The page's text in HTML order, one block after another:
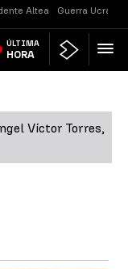
Altea Guerra Ucrania
ÚLTIMA
HORA
Víctor Torres,